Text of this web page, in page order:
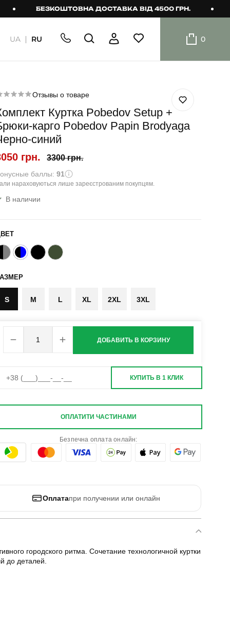
БЕЗКОШТОВНА ДОСТАВКА ВІД 4500 ГРН.
шорти
Шорти
UA RU 0
Отзывы о товаре
Куртка Pobedov Setup +
карго Pobedov Papin Brodyaga
синий
грн. 3300 грн.
баллы:91
нараховуються лише зареєстрованим покупцям.
В наличии
S M L XL 2XL 3XL
ДОБАВИТЬ В КОРЗИНУ
КУПИТЬ В 1 КЛИК
ОПЛАТИТИ ЧАСТИНАМИ
Безпечна оплата онлайн:
Оплатапри получении или онлайн
городского ритма. Сочетание технологичной куртки
до деталей.